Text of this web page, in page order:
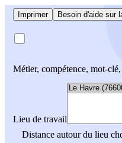
Imprimer Besoin d'aide sur
Métier, compétence, mot-
Lieu de travail
Distance autour du lieu